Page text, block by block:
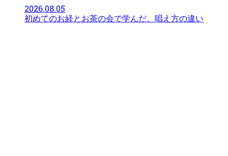
2026.08.05
初めてのお経とお茶の会で学んだ、唱え方の違い